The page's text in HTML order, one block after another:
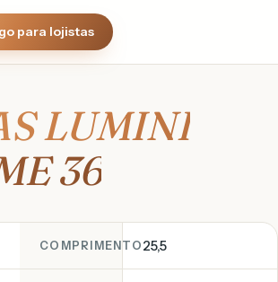
para lojistas
LUMINI
36
COMPRIMENTO 25,5